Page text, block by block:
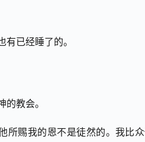
已经睡了的。
的教会。
所赐我的恩不是徒然的。我比